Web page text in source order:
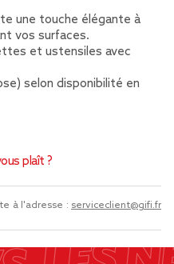
une touche élégante à
vos surfaces.
et ustensiles avec
selon disponibilité en
plaît ?
à l'adresse : serviceclient@gifi.fr